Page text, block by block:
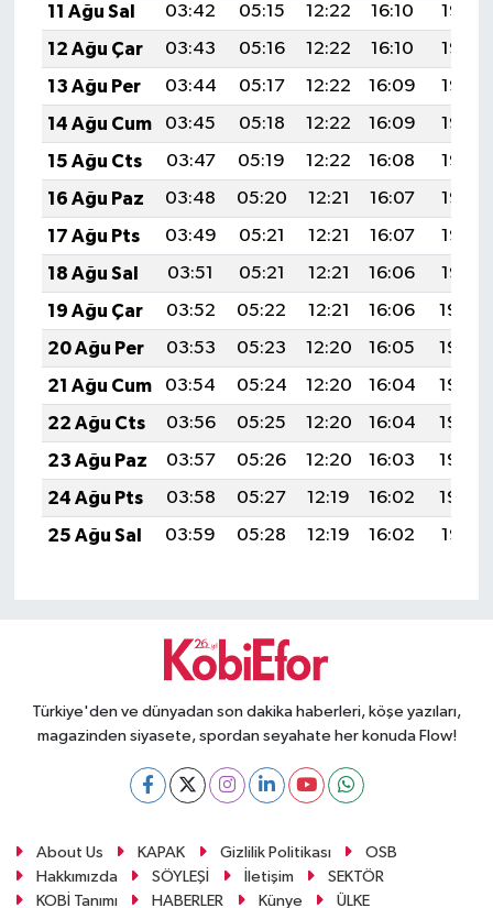
11 Ağu Sal
03:42 05:15 12:22 16:10
19:19
12 Ağu Çar
03:43 05:16 12:22 16:10
19:18
13 Ağu Per
03:44 05:17 12:22 16:09
19:17
14 Ağu Cum
03:45 05:18 12:22 16:09
19:16
15 Ağu Cts
03:47 05:19 12:22 16:08
19:14
16 Ağu Paz
03:48 05:20 12:21 16:07
19:13
17 Ağu Pts
03:49 05:21 12:21 16:07
19:12
18 Ağu Sal
03:51 05:21 12:21 16:06
19:10
19 Ağu Çar
03:52 05:22 12:21 16:06
19:09
20 Ağu Per
03:53 05:23 12:20 16:05
19:08
21 Ağu Cum
03:54 05:24 12:20 16:04
19:06
22 Ağu Cts
03:56 05:25 12:20 16:04
19:05
23 Ağu Paz
03:57 05:26 12:20 16:03
19:04
24 Ağu Pts
03:58 05:27 12:19 16:02
19:02
25 Ağu Sal
03:59 05:28 12:19 16:02 19:01
Türkiye'den ve dünyadan son dakika haberleri, köşe yazıları,
magazinden siyasete, spordan seyahate her konuda Flow!
About Us KAPAK Gizlilik Politikası
OSB
Hakkımızda
SÖYLEŞİ İletişim
SEKTÖR
KOBİ Tanımı
HABERLER Künye ÜLKE